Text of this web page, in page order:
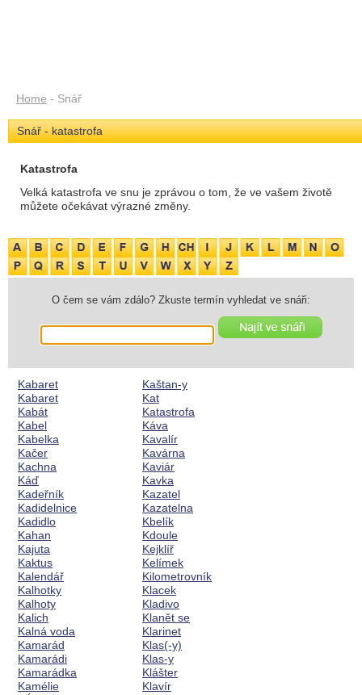
Home - Snář
Snář - katastrofa
Katastrofa
Velká katastrofa ve snu je zprávou o tom, že ve vašem životě
můžete očekávat výrazné změny.
O čem se vám zdálo? Zkuste termín vyhledat ve snáři:
Kabaret
Kabaret
Kabát
Kabel
Kabelka
Kačer
Kachna
Káď
Kadeřník
Kadidelnice
Kadidlo
Kahan
Kajuta
Kaktus
Kalendář
Kalhotky
Kalhoty
Kalich
Kalná voda
Kamarád
Kamarádi
Kamarádka
Kamélie
Kaštan-y
Kat
Katastrofa
Káva
Kavalír
Kavárna
Kaviár
Kavka
Kazatel
Kazatelna
Kbelík
Kdoule
Kejklíř
Kelímek
Kilometrovník
Klacek
Kladivo
Klanět se
Klarinet
Klas(-y)
Klas-y
Klášter
Klavír